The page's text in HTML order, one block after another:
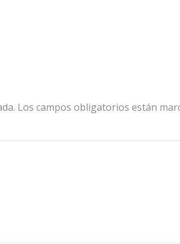
Los campos obligatorios están